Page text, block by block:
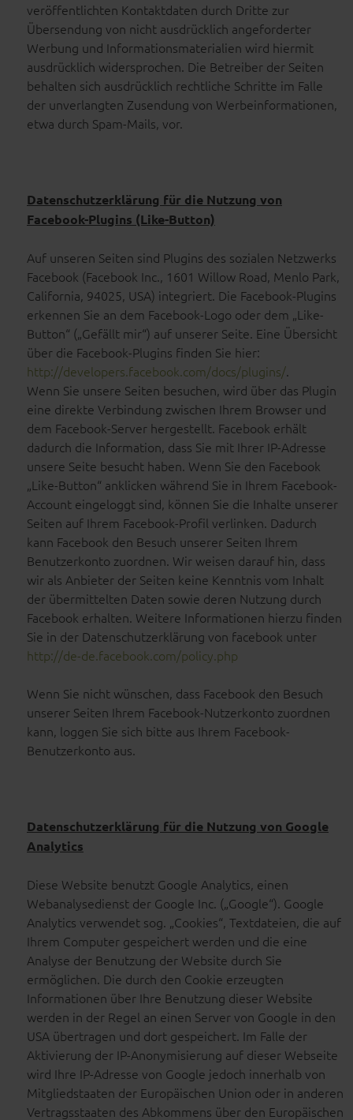
veröffentlichten Kontaktdaten durch Dritte zur
Übersendung von nicht ausdrücklich angeforderter
Werbung und Informationsmaterialien wird hiermit
ausdrücklich widersprochen. Die Betreiber der Seiten
behalten sich ausdrücklich rechtliche Schritte im Falle
der unverlangten Zusendung von Werbeinformationen,
etwa durch Spam-Mails, vor.
Datenschutzerklärung für die Nutzung von
Facebook-Plugins (Like-Button)
Auf unseren Seiten sind Plugins des sozialen Netzwerks
Facebook (Facebook Inc., 1601 Willow Road, Menlo Park,
California, 94025, USA) integriert. Die Facebook-Plugins
erkennen Sie an dem Facebook-Logo oder dem „Like-
Button“ („Gefällt mir“) auf unserer Seite. Eine Übersicht
über die Facebook-Plugins finden Sie hier:
http://developers.facebook.com/docs/plugins/.
Wenn Sie unsere Seiten besuchen, wird über das Plugin
eine direkte Verbindung zwischen Ihrem Browser und
dem Facebook-Server hergestellt. Facebook erhält
dadurch die Information, dass Sie mit Ihrer IP-Adresse
unsere Seite besucht haben. Wenn Sie den Facebook
„Like-Button“ anklicken während Sie in Ihrem Facebook-
Account eingeloggt sind, können Sie die Inhalte unserer
Seiten auf Ihrem Facebook-Profil verlinken. Dadurch
kann Facebook den Besuch unserer Seiten Ihrem
Benutzerkonto zuordnen. Wir weisen darauf hin, dass
wir als Anbieter der Seiten keine Kenntnis vom Inhalt
der übermittelten Daten sowie deren Nutzung durch
Facebook erhalten. Weitere Informationen hierzu finden
Sie in der Datenschutzerklärung von facebook unter
http://de-de.facebook.com/policy.php
Wenn Sie nicht wünschen, dass Facebook den Besuch
unserer Seiten Ihrem Facebook-Nutzerkonto zuordnen
kann, loggen Sie sich bitte aus Ihrem Facebook-
Benutzerkonto aus.
Datenschutzerklärung für die Nutzung von Google
Analytics
Diese Website benutzt Google Analytics, einen
Webanalysedienst der Google Inc. („Google“). Google
Analytics verwendet sog. „Cookies“, Textdateien, die auf
Ihrem Computer gespeichert werden und die eine
Analyse der Benutzung der Website durch Sie
ermöglichen. Die durch den Cookie erzeugten
Informationen über Ihre Benutzung dieser Website
werden in der Regel an einen Server von Google in den
USA übertragen und dort gespeichert. Im Falle der
Aktivierung der IP-Anonymisierung auf dieser Webseite
wird Ihre IP-Adresse von Google jedoch innerhalb von
Mitgliedstaaten der Europäischen Union oder in anderen
Vertragsstaaten des Abkommens über den Europäischen